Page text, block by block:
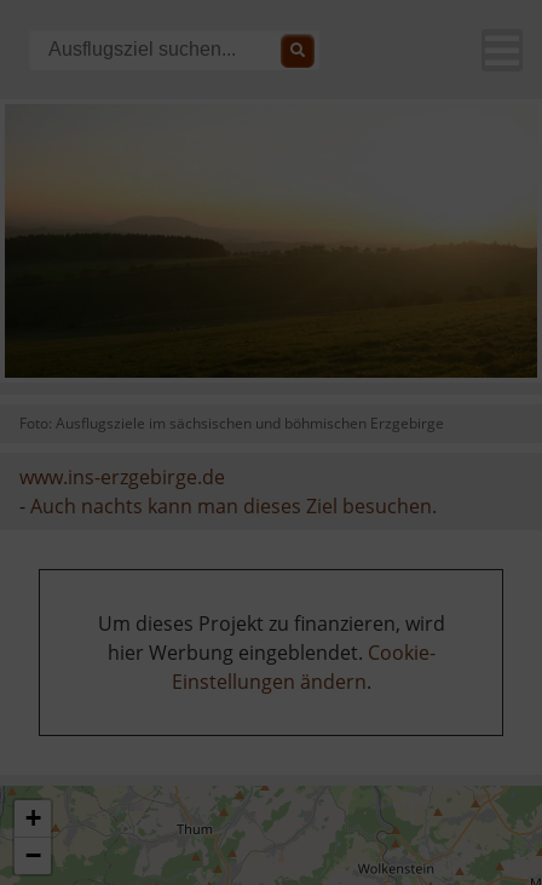
Foto: Ausflugsziele im sächsischen und böhmischen Erzgebirge
www.ins-erzgebirge.de
-Auch nachts kann man dieses Ziel besuchen.
Um dieses Projekt zu finanzieren, wird
hier Werbung eingeblendet. Cookie-
Einstellungen ändern.
+
−